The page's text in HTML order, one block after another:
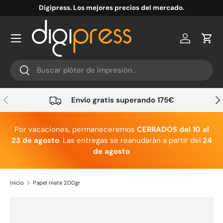
Ir al contenido
Digipress. Los mejores precios del mercado.
Buscar
Buscar
Cuenta
Anterior Envío gratis superando 175€
Por vacaciones, permaneceremos CERRADOS del 10 al
23 de agosto. Las entregas se reanudarán a partir del 24
de agosto
Inicio Papel mate 200gr